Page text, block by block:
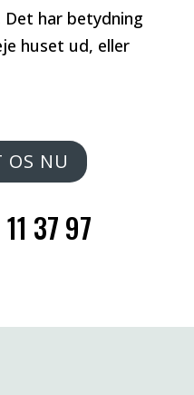
Det har betydning
huset ud, eller
OS NU
37 97